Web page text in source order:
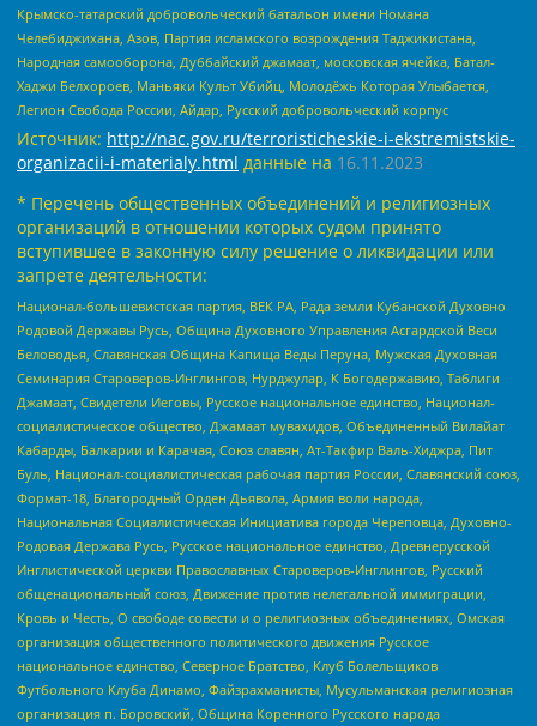
Крымско-татарский добровольческий батальон имени Номана
Челебиджихана, Азов, Партия исламского возрождения Таджикистана,
Народная самооборона, Дуббайский джамаат, московская ячейка, Батал-
Хаджи Белхороев, Маньяки Культ Убийц, Молодёжь Которая Улыбается,
Легион Свобода России, Айдар, Русский добровольческий корпус
Источник: http://nac.gov.ru/terroristicheskie-i-ekstremistskie-
organizacii-i-materialy.html данные на 16.11.2023
* Перечень общественных объединений и религиозных
организаций в отношении которых судом принято
вступившее в законную силу решение о ликвидации или
запрете деятельности:
Национал-большевистская партия, ВЕК РА, Рада земли Кубанской Духовно
Родовой Державы Русь, Община Духовного Управления Асгардской Веси
Беловодья, Славянская Община Капища Веды Перуна, Мужская Духовная
Семинария Староверов-Инглингов, Нурджулар, К Богодержавию, Таблиги
Джамаат, Свидетели Иеговы, Русское национальное единство, Национал-
социалистическое общество, Джамаат мувахидов, Объединенный Вилайат
Кабарды, Балкарии и Карачая, Союз славян, Ат-Такфир Валь-Хиджра, Пит
Буль, Национал-социалистическая рабочая партия России, Славянский союз,
Формат-18, Благородный Орден Дьявола, Армия воли народа,
Национальная Социалистическая Инициатива города Череповца, Духовно-
Родовая Держава Русь, Русское национальное единство, Древнерусской
Инглистической церкви Православных Староверов-Инглингов, Русский
общенациональный союз, Движение против нелегальной иммиграции,
Кровь и Честь, О свободе совести и о религиозных объединениях, Омская
организация общественного политического движения Русское
национальное единство, Северное Братство, Клуб Болельщиков
Футбольного Клуба Динамо, Файзрахманисты, Мусульманская религиозная
организация п. Боровский, Община Коренного Русского народа